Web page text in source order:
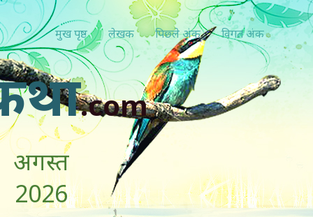
मुख पृष्ठ लेखक पिछ्ले अंक विगत अंक
.com
अगस्त
2026